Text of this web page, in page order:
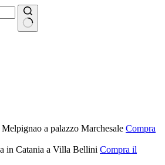
Melpignao a palazzo Marchesale Compra
in Catania a Villa Bellini Compra il